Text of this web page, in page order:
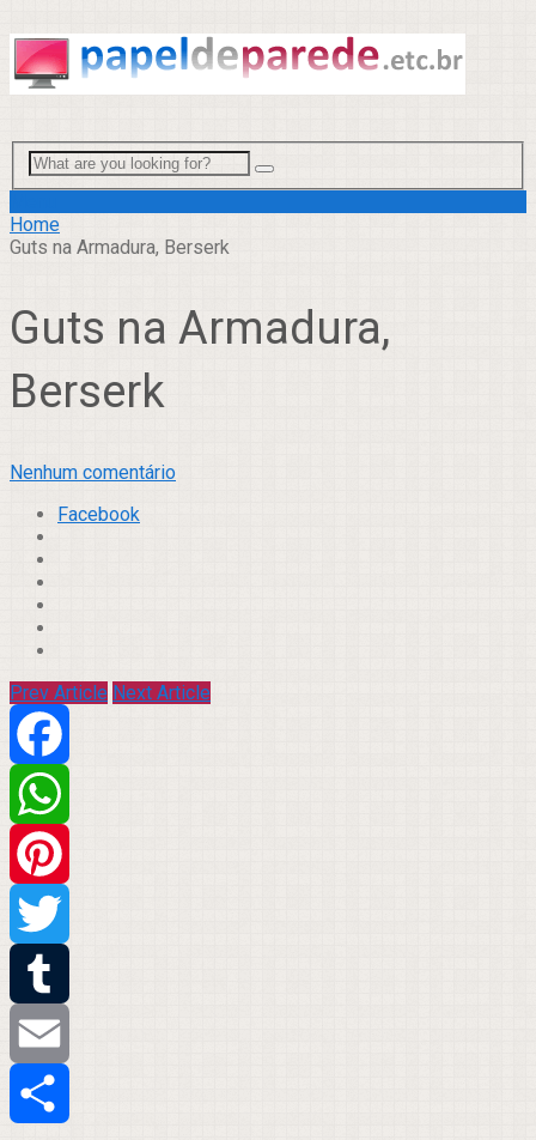
Home
Guts na Armadura, Berserk
Guts na Armadura,
Berserk
Nenhum comentário
Facebook
Prev Article Next Article
Facebook
WhatsApp
Pinterest
Twitter
Tumblr
Email